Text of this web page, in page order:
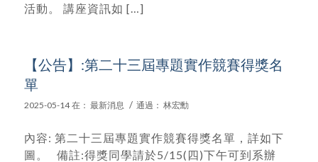
活動。 講座資訊如 […]
【公告】:第二十三屆專題實作競賽得獎名
單
2025-05-14 在： 最新消息 / 通過： 林宏勳
內容: 第二十三屆專題實作競賽得獎名單，詳如下
圖。 備註:得獎同學請於5/15(四)下午可到系辦